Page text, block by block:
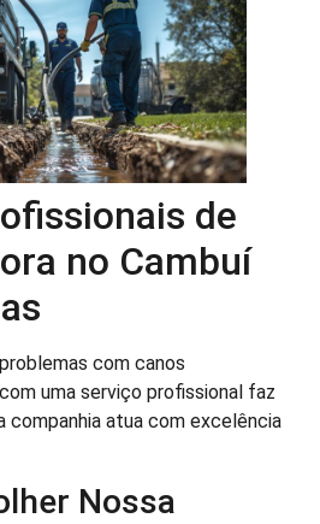
de
no Cambuí
com canos
uma serviço profissional faz
companhia atua com excelência
Nossa